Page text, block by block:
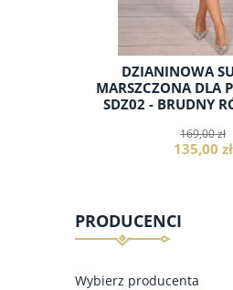
DZIANINOWA
MARSZCZONA DLA
SDZ02 - BRUDNY
169,00 zł
135,00 zł
PRODUCENCI
Wybierz producenta